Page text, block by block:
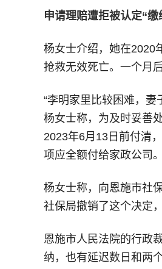
申请理赔遭拒被认定“缴
杨女士介绍，她在2020
抢救无效死亡。一个月
“李明家里比较困难，
杨女士称，为及时妥善
2023年6月13日前付清
项应全额付给家政公司。
杨女士称，向恩施市社
社保局撤销了这个决定
恩施市人民法院的行政
纳，也有延迟数日和两